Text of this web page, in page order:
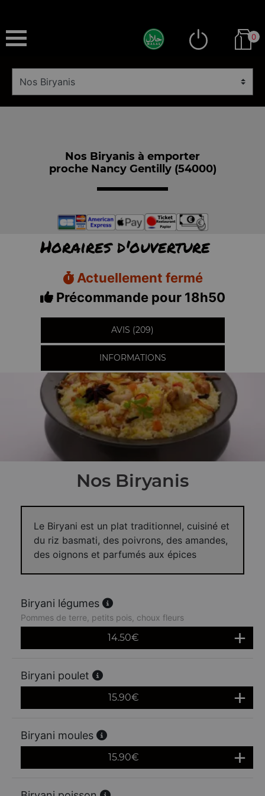
0
Nos Biryanis à emporter
proche Nancy Gentilly (54000)
Horaires d'ouverture
Actuellement fermé
Précommande pour 18h50
AVIS (209)
INFORMATIONS
Nos Biryanis
Le Biryani est un plat traditionnel, cuisiné et
du riz basmati, des poivrons, des amandes,
des oignons et parfumés aux épices
Biryani légumes
Pommes de terre, petits pois, choux fleurs
14.50€
Biryani poulet
15.90€
Biryani moules
15.90€